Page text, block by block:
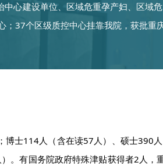
心建设单位、区域危重孕产妇、区域
37个区级质控中心挂靠我院，获批重
士114人（含在读57人）、硕士390
有国务院政府特殊津贴获得者2人